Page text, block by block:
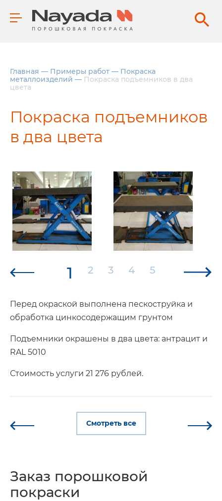
Главная — Примеры работ — Покраска
металлоизделий — Покраска подъемников в два
цвета
Покраска подъемников
в два цвета
1 2 3 4 5
Перед окраской выполнена пескоструйка и
обработка цинкосодержащим грунтом
Подъемники окрашены в два цвета: антрацит и
RAL 5010
Стоимость услуги 21 276 рублей.
Смотреть все
Заказ порошковой
покраски